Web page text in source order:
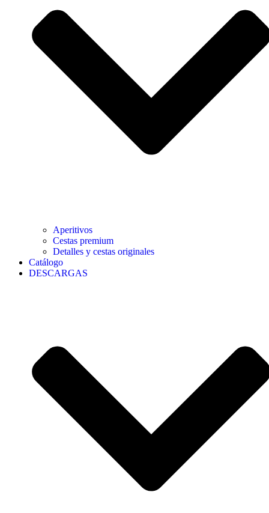
Aperitivos
Cestas premium
Detalles y cestas originales
Catálogo
DESCARGAS